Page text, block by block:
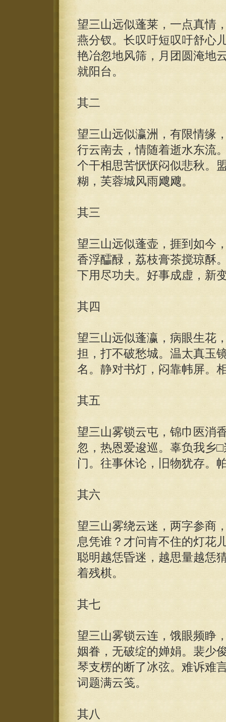
望三山远似蓬莱，一点真情
燕分钗。长叹吁短叹吁舒心
艳冶忽地风筛，月团圆淹地
就阳台。
其二
望三山远似瀛洲，有限情缘
行云南去，情随着逝水东流
个干相思苦恹恹闷似悲秋。
糊，芙蓉城风雨飕飕。
其三
望三山远似蓬壶，捱到如今
香浮醽醁，荔枝膏茶搅琼酥
下用尽功夫。好事成虚，新
其四
望三山远似蓬瀛，病眼生花
担，打不破愁城。温太真玉
名。静对书灯，闷靠帏屏。
其五
望三山雾锁云屯，锦巾匧消
忽，热恩爱逡巡。辜负我乡
门。往事休论，旧物犹存。
其六
望三山雾绕云迷，两字参商
息凭谁？才问肯不住的灯花
聪明越恁昏迷，越思量越恁
着残棋。
其七
望三山雾锁云连，饿眼频睁
姻眷，无破绽的婵娟。裴少
琴支楞的断了冰弦。难诉难
词题满云笺。
其八